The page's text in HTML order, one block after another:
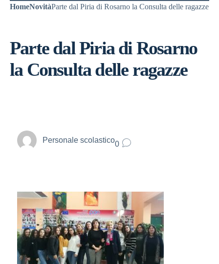
HomeNovitàParte dal Piria di Rosarno la Consulta delle ragazze
Parte dal Piria di Rosarno
la Consulta delle ragazze
Personale scolastico0